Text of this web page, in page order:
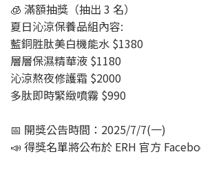
🧊 滿額抽獎（抽出 3 名）
夏日沁涼保養品組內容:
藍銅胜肽美白機能水 $1380
層層保濕精華液 $1180
沁涼熬夜修護霜 $2000
多肽即時緊緻噴霧 $990
📅 開獎公告時間：2025/7/7(一)
📣 得獎名單將公布於 ERH 官方